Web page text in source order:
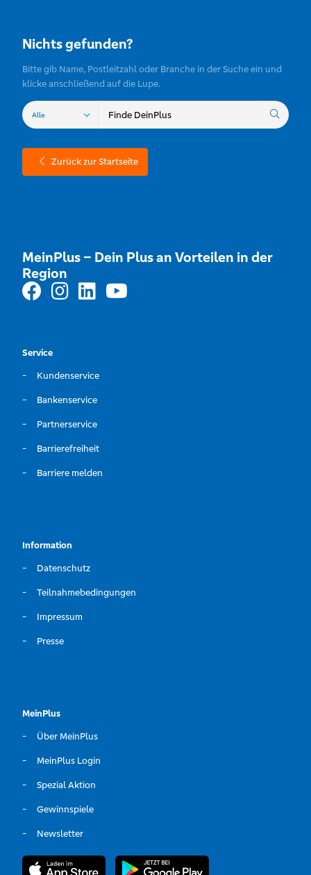
Nichts gefunden?
Bitte gib Name, Postleitzahl oder Branche in der Suche ein und
klicke anschließend auf die Lupe.
Zurück zur Startseite
MeinPlus – Dein Plus an Vorteilen in der
Region
Service
Kundenservice
Bankenservice
Partnerservice
Barrierefreiheit
Barriere melden
Information
Datenschutz
Teilnahmebedingungen
Impressum
Presse
MeinPlus
Über MeinPlus
MeinPlus Login
Spezial Aktion
Gewinnspiele
Newsletter